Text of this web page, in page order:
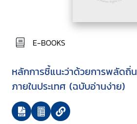
E-BOOKS
หลักการชี้แนะว่าด้วยการพลัดถิ่น
ภายในประเทศ (ฉบับอ่านง่าย)